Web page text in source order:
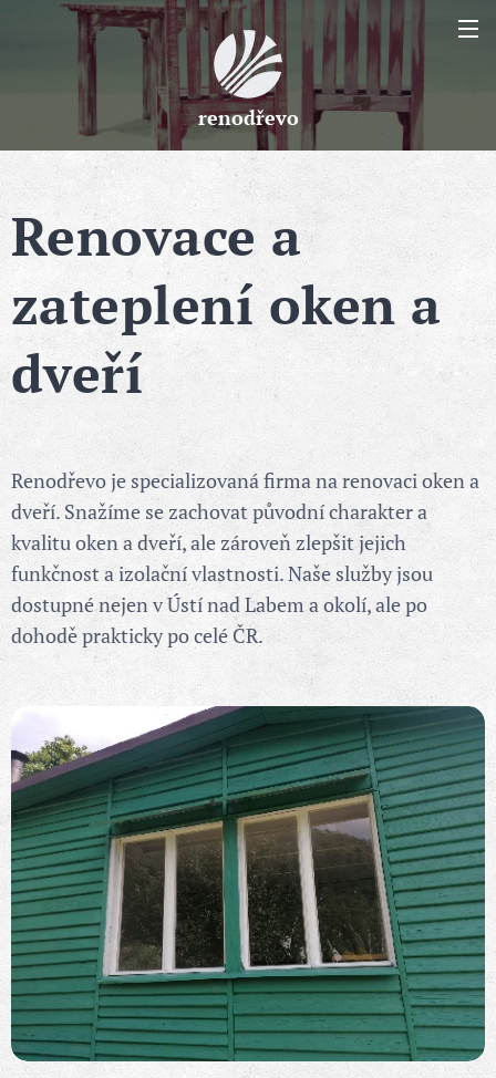
renodřevo
Renovace a
zateplení oken a
dveří
Renodřevo je specializovaná firma na renovaci oken a
dveří. Snažíme se zachovat původní charakter a
kvalitu oken a dveří, ale zároveň zlepšit jejich
funkčnost a izolační vlastnosti. Naše služby jsou
dostupné nejen v Ústí nad Labem a okolí, ale po
dohodě prakticky po celé ČR.